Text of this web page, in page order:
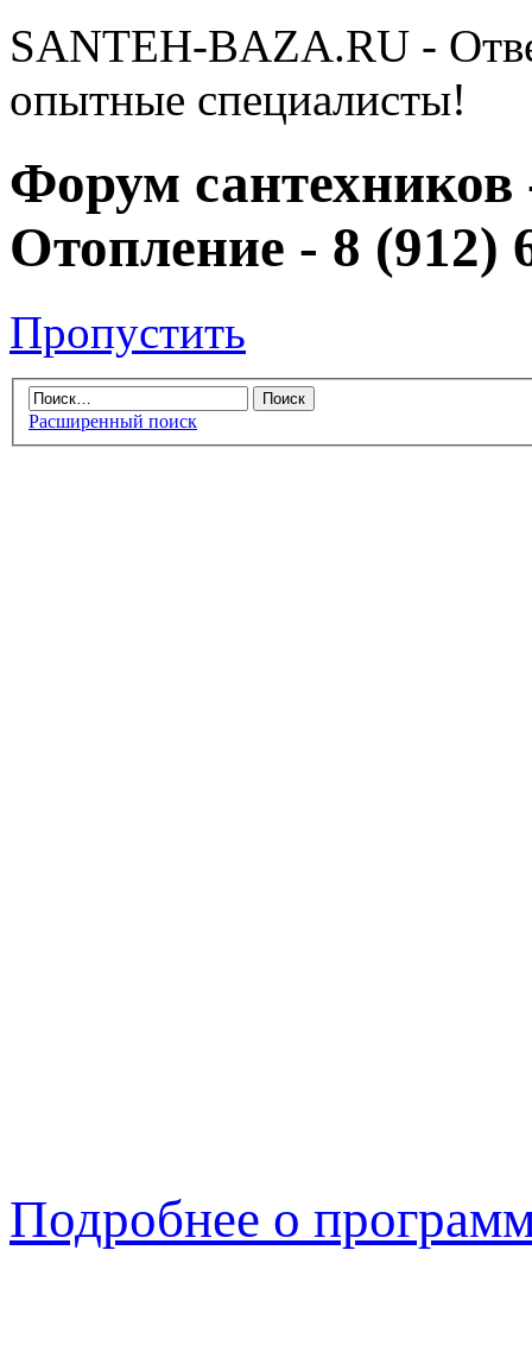
SANTEH-BAZA.RU -
опытные специалисты!
Форум сантехников
Отопление - 8 (912)
Пропустить
Расширенный поиск
Подробнее о